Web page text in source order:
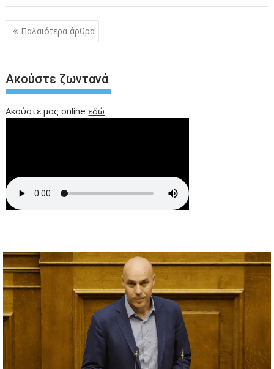
Πλοήγηση
άρθρων
Παλαιότερα άρθρα
Ακούστε ζωντανά
Ακούστε μας onlineεδώ